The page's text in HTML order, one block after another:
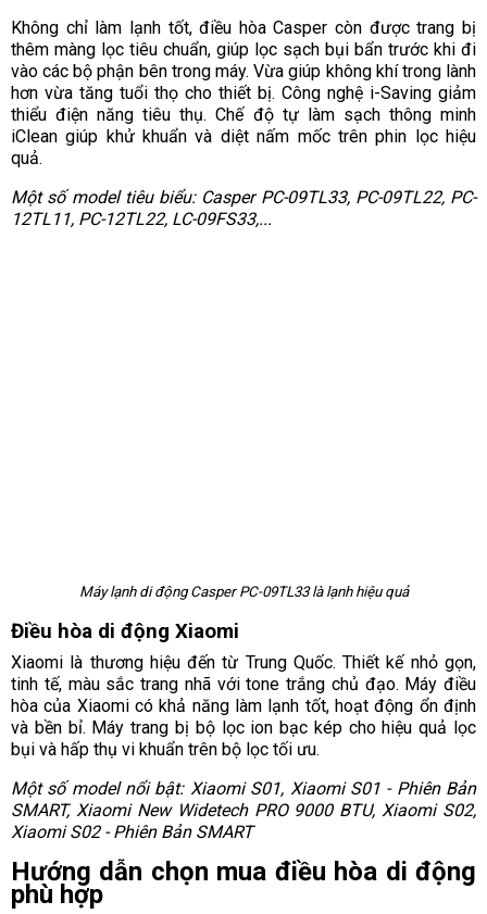
Không chỉ làm lạnh tốt, điều hòa Casper còn được trang bị
thêm màng lọc tiêu chuẩn, giúp lọc sạch bụi bẩn trước khi đi
vào các bộ phận bên trong máy. Vừa giúp không khí trong lành
hơn vừa tăng tuổi thọ cho thiết bị. Công nghệ i-Saving giảm
thiểu điện năng tiêu thụ. Chế độ tự làm sạch thông minh
iClean giúp khử khuẩn và diệt nấm mốc trên phin lọc hiệu
quả.
Một số model tiêu biểu: Casper PC-09TL33, PC-09TL22, PC-
12TL11, PC-12TL22, LC-09FS33,...
Máy lạnh di động Casper PC-09TL33 là lạnh hiệu quả
Điều hòa di động Xiaomi
Xiaomi là thương hiệu đến từ Trung Quốc. Thiết kế nhỏ gọn,
tinh tế, màu sắc trang nhã với tone trắng chủ đạo. Máy điều
hòa của Xiaomi có khả năng làm lạnh tốt, hoạt động ổn định
và bền bỉ. Máy trang bị bộ lọc ion bạc kép cho hiệu quả lọc
bụi và hấp thụ vi khuẩn trên bộ lọc tối ưu.
Một số model nổi bật: Xiaomi S01, Xiaomi S01 - Phiên Bản
SMART, Xiaomi New Widetech PRO 9000 BTU, Xiaomi S02,
Xiaomi S02 - Phiên Bản SMART
Hướng dẫn chọn mua điều hòa di động
phù hợp